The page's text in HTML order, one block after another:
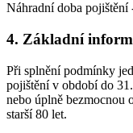
Náhradní doba pojištění
4. Základní
Při splnění podmínky
pojištění v období do
nebo úplně bezmocnou
starší 80 let.